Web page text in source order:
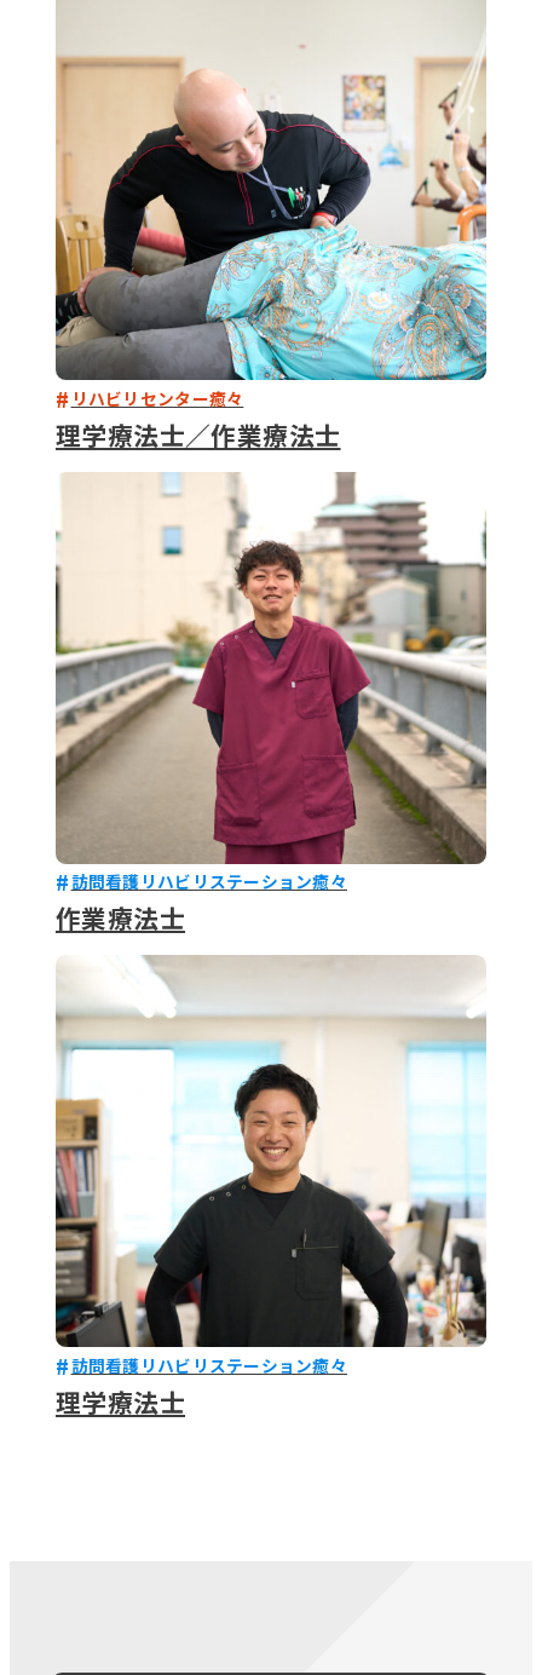
ENTRY 079-
(
リハビリセンター癒々
理学療法士／作業療法士
訪問看護リハビリステーション癒々
作業療法士
訪問看護リハビリステーション癒々
理学療法士